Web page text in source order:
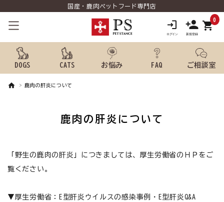
国産・鹿肉ペットフード専門店
shopping_cart0
DOGS CATS お悩み FAQ ご相談室
meeting_room ログイン person 新規会員登録
鹿肉の肝炎について
鹿肉の肝炎について
「野生の鹿肉の肝炎」につきましては、厚生労働省のＨＰをご
覧ください。
▼厚生労働省：E型肝炎ウイルスの感染事例・E型肝炎Q&A